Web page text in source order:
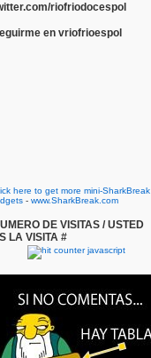
riofriodocespol
en vriofrioespol
here to get more mini-SharkBreak
- www.SharkBreak.com
DE VISITAS / USTED
LA VISITA #